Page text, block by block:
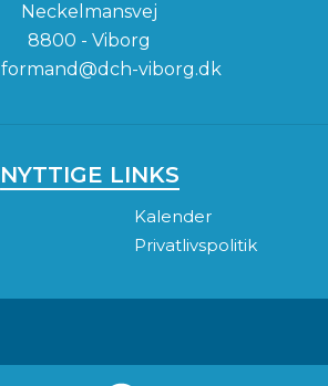
Neckelmansvej
8800 - Viborg
formand@dch-viborg.dk
NYTTIGE LINKS
Kalender
Privatlivspolitik